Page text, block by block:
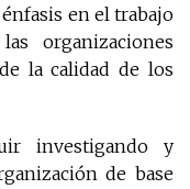
en el trabajo
organizaciones
la calidad de los
investigando y
de base